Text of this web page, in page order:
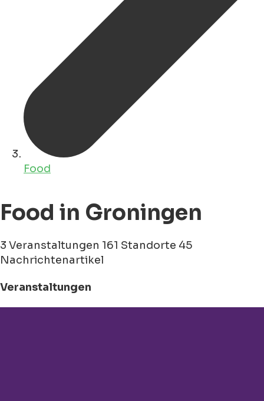
Food
Food in Groningen
3 Veranstaltungen 161 Standorte 45
Nachrichtenartikel
Veranstaltungen